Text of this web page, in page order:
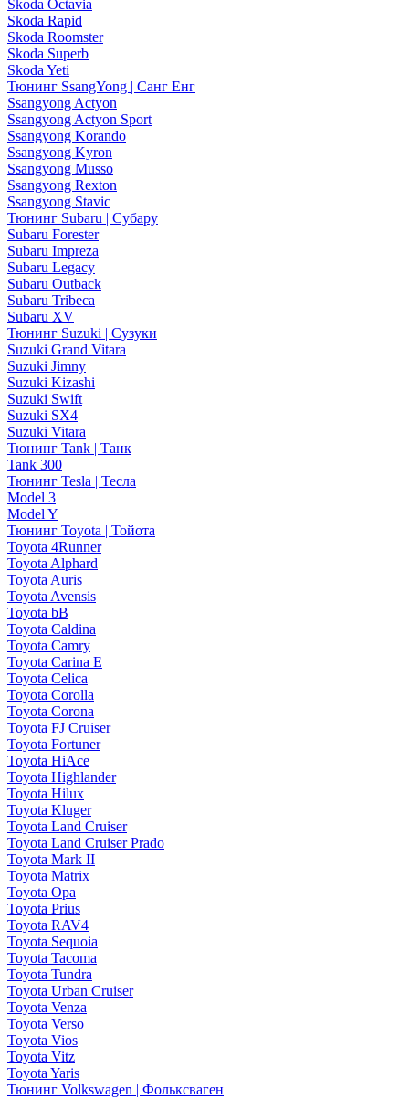
Skoda Octavia
Skoda Rapid
Skoda Roomster
Skoda Superb
Skoda Yeti
Тюнинг SsangYong | Санг Енг
Ssangyong Actyon
Ssangyong Actyon Sport
Ssangyong Korando
Ssangyong Kyron
Ssangyong Musso
Ssangyong Rexton
Ssangyong Stavic
Тюнинг Subaru | Субару
Subaru Forester
Subaru Impreza
Subaru Legacy
Subaru Outback
Subaru Tribeca
Subaru XV
Тюнинг Suzuki | Сузуки
Suzuki Grand Vitara
Suzuki Jimny
Suzuki Kizashi
Suzuki Swift
Suzuki SX4
Suzuki Vitara
Тюнинг Tank | Танк
Tank 300
Тюнинг Tesla | Тесла
Model 3
Model Y
Тюнинг Toyota | Тойота
Toyota 4Runner
Toyota Alphard
Toyota Auris
Toyota Avensis
Toyota bB
Toyota Caldina
Toyota Camry
Toyota Carina E
Toyota Celica
Toyota Corolla
Toyota Corona
Toyota FJ Cruiser
Toyota Fortuner
Toyota HiAce
Toyota Highlander
Toyota Hilux
Toyota Kluger
Toyota Land Cruiser
Toyota Land Cruiser Prado
Toyota Mark II
Toyota Matrix
Toyota Opa
Toyota Prius
Toyota RAV4
Toyota Sequoia
Toyota Tacoma
Toyota Tundra
Toyota Urban Cruiser
Toyota Venza
Toyota Verso
Toyota Vios
Toyota Vitz
Toyota Yaris
Тюнинг Volkswagen | Фольксваген